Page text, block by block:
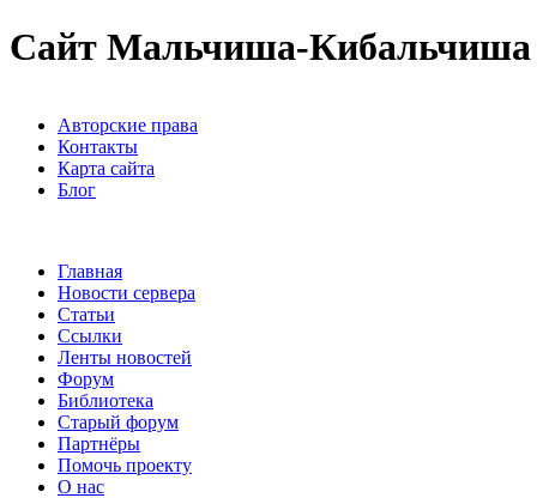
Сайт Мальчиша-Кибальчиша
Авторские права
Контакты
Карта сайта
Блог
Главная
Новости сервера
Статьи
Ссылки
Ленты новостей
Форум
Библиотека
Старый форум
Партнёры
Помочь проекту
О нас